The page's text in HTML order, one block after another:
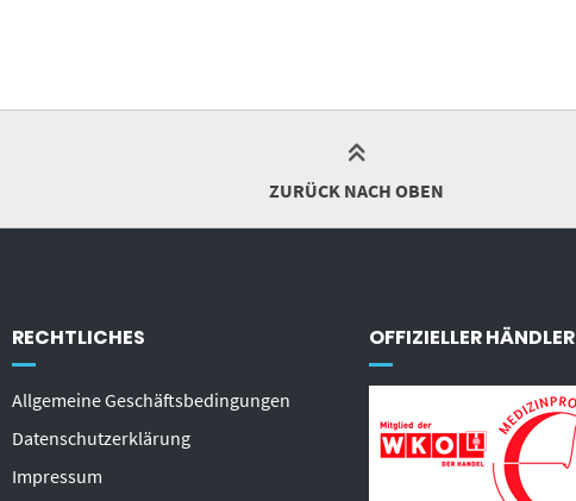
ZURÜCK NACH OBEN
RECHTLICHES
Allgemeine Geschäftsbedingungen
Datenschutzerklärung
Impressum
OFFIZIELLER HÄNDLER